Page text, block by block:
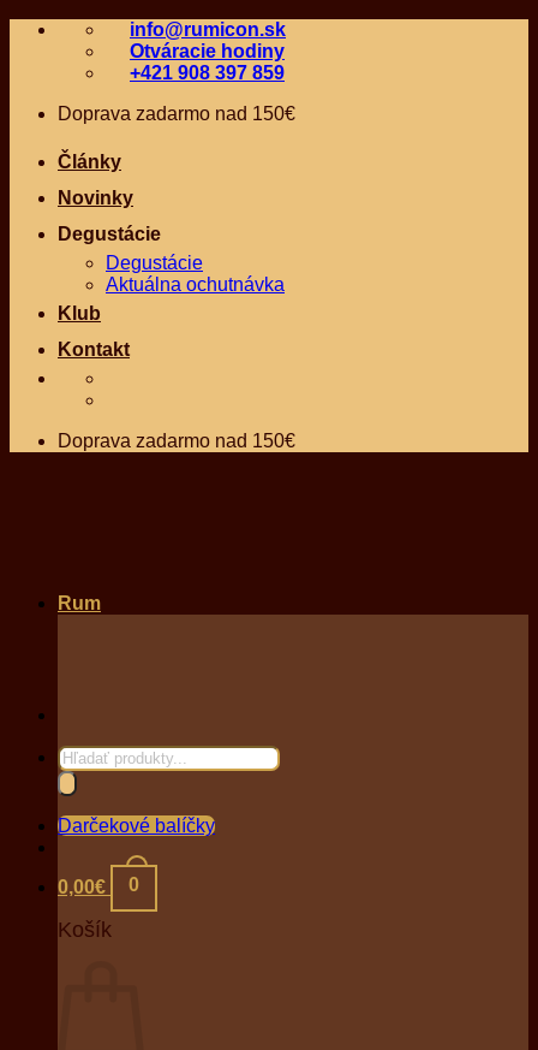
Skip
info@rumicon.sk
Otváracie hodiny
+421 908 397 859
Doprava zadarmo nad 150€
Články
Novinky
Degustácie
Degustácie
Aktuálna ochutnávka
Klub
Kontakt
Doprava zadarmo nad 150€
Products
search
Darčekové balíčky
0,00€ 0
Košík
Rum